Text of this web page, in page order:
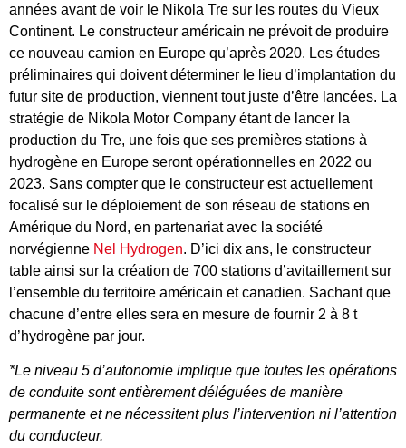
années avant de voir le Nikola Tre sur les routes du Vieux
Continent. Le constructeur américain ne prévoit de produire
ce nouveau camion en Europe qu’après 2020. Les études
préliminaires qui doivent déterminer le lieu d’implantation du
futur site de production, viennent tout juste d’être lancées. La
stratégie de Nikola Motor Company étant de lancer la
production du Tre, une fois que ses premières stations à
hydrogène en Europe seront opérationnelles en 2022 ou
2023. Sans compter que le constructeur est actuellement
focalisé sur le déploiement de son réseau de stations en
Amérique du Nord, en partenariat avec la société
norvégienne Nel Hydrogen. D’ici dix ans, le constructeur
table ainsi sur la création de 700 stations d’avitaillement sur
l’ensemble du territoire américain et canadien. Sachant que
chacune d’entre elles sera en mesure de fournir 2 à 8 t
d’hydrogène par jour.
*Le niveau 5 d’autonomie implique que toutes les opérations
de conduite sont entièrement déléguées de manière
permanente et ne nécessitent plus l’intervention ni l’attention
du conducteur.